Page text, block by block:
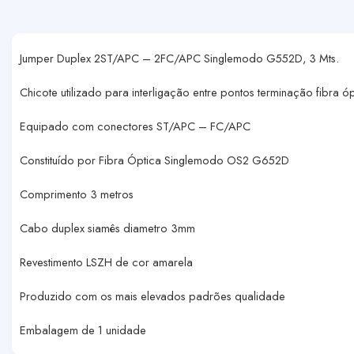
Jumper Duplex 2ST/APC – 2FC/APC Singlemodo G552D, 3 Mts.
Chicote utilizado para interligação entre pontos terminação fibra
Equipado com conectores ST/APC – FC/APC
Constituído por Fibra Óptica Singlemodo OS2 G652D
Comprimento 3 metros
Cabo duplex siamês diametro 3mm
Revestimento LSZH de cor amarela
Produzido com os mais elevados padrões qualidade
Embalagem de 1 unidade